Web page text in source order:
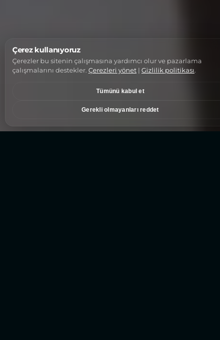
Çerez kullanıyoruz
Çerezler bu sitenin çalışmasına yardımcı olur ve pazarlama
çalışmalarını destekler. Çerezleri yönet | Gizlilik politikası.
Tümünü kabul et
Gerekli olmayanları reddet